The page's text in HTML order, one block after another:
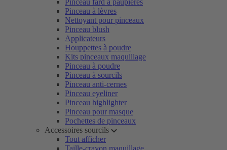
Pinceau fard à paupières
Pinceau à lèvres
Nettoyant pour pinceaux
Pinceau blush
Applicateurs
Houppettes à poudre
Kits pinceaux maquillage
Pinceau à poudre
Pinceau à sourcils
Pinceau anti-cernes
Pinceau eyeliner
Pinceau highlighter
Pinceau pour masque
Pochettes de pinceaux
Accessoires sourcils
Tout afficher
Taille-crayon maquillage